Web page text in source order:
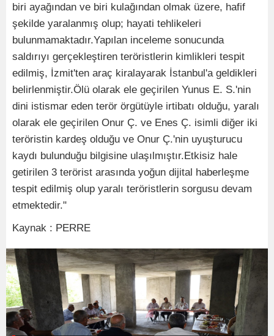
biri ayağından ve biri kulağından olmak üzere, hafif
şekilde yaralanmış olup; hayati tehlikeleri
bulunmamaktadır.Yapılan inceleme sonucunda
saldırıyı gerçekleştiren teröristlerin kimlikleri tespit
edilmiş, İzmit'ten araç kiralayarak İstanbul'a geldikleri
belirlenmiştir.Ölü olarak ele geçirilen Yunus E. S.'nin
dini istismar eden terör örgütüyle irtibatı olduğu, yaralı
olarak ele geçirilen Onur Ç. ve Enes Ç. isimli diğer iki
teröristin kardeş olduğu ve Onur Ç.'nin uyuşturucu
kaydı bulunduğu bilgisine ulaşılmıştır.Etkisiz hale
getirilen 3 terörist arasında yoğun dijital haberleşme
tespit edilmiş olup yaralı teröristlerin sorgusu devam
etmektedir."
Kaynak : PERRE